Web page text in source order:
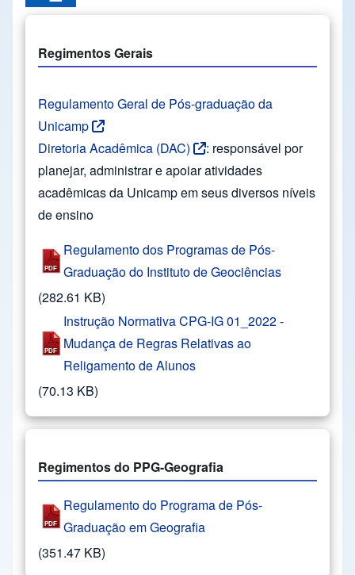
Regimentos Gerais
Regulamento Geral de Pós-graduação da
Unicamp
Diretoria Acadêmica (DAC)
: responsável por
planejar, administrar e apoiar atividades
acadêmicas da Unicamp em seus diversos níveis
de ensino
Regulamento dos Programas de Pós-
Graduação do Instituto de Geociências
(282.61 KB)
Instrução Normativa CPG-IG 01_2022 -
Mudança de Regras Relativas ao
Religamento de Alunos
(70.13 KB)
Regimentos do PPG-Geografia
Regulamento do Programa de Pós-
Graduação em Geografia
(351.47 KB)